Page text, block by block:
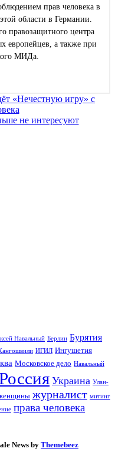
прав человека в
области в Германии.
правозащитного центра
европейцев, а также при
МИДа.
«Нечестную игру» с
не интересуют
Навальный Берлин Бурятия
ИГИЛ Ингушетия
Московское дело Навальный
Украина Улан-
журналист митинг
права человека
News by Themebeez